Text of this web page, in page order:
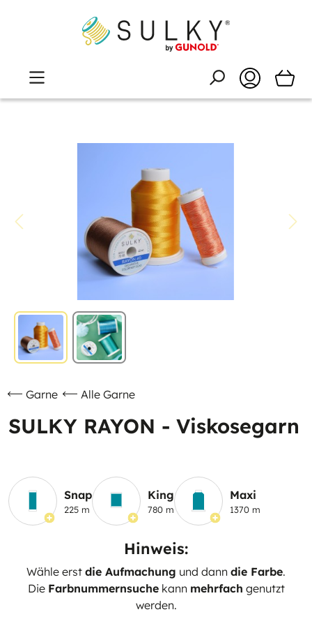
Garne Alle Garne
SULKY RAYON - Viskosegarn
Snap
225 m
King
780 m
Maxi
1370 m
Hinweis:
Wähle erst die Aufmachung und dann die Farbe.
Die Farbnummernsuchekann mehrfach genutzt
werden.